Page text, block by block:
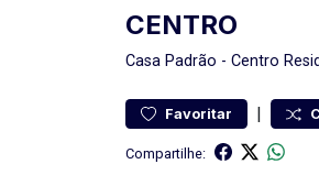
CENTRO
Casa Padrão - Centro
Favoritar |
Compartilhe: